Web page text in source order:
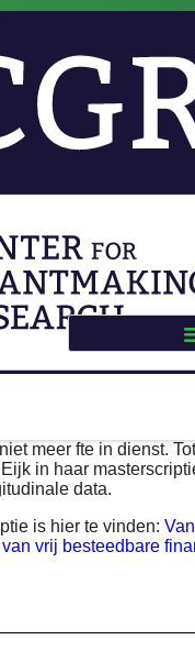
van
meer fte in dienst.
in haar
data.
is hier te vinden:
vrij besteedbare